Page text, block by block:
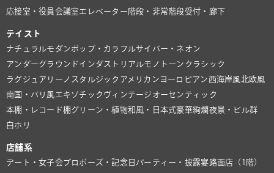
応接室・役員会議室 エレベーター 階段・非常階段受付・廊下
テイスト
ナチュラルモダンポップ・カラフルサイバー・ネオン
アンダーグラウンド インダストリアルモノトーン クラシック
ラグジュアリー ノスタルジック アメリカン ヨーロピアン 西海岸風北欧風
南国・バリ風 エキゾチック ヴィンテージ オーセンティック
本棚・レコード棚グリーン・植物和風・日本式豪華絢爛夜景・ビル群
白ホリ
店舗系
デート・女子会プロポーズ・記念日 パーティー・披露宴路面店（1階）